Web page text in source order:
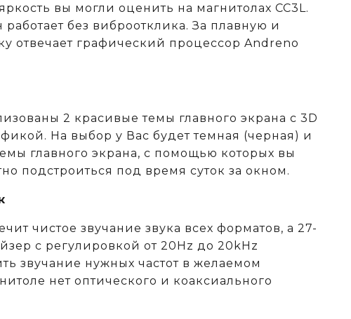
вы могли оценить на магнитолах CC3L.
без виброотклика. За плавную и
отвечает графический процессор Andreno
2 красивые темы главного экрана с 3D
На выбор у Вас будет темная (черная) и
главного экрана, с помощью которых вы
подстроиться под время суток за окном.
чистое звучание звука всех форматов, а 27-
с регулировкой от 20Hz до 20kHz
звучание нужных частот в желаемом
нет оптического и коаксиального